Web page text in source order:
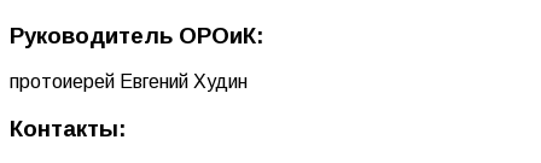
Руководитель ОРОиК:
протоиерей Евгений Худин
Контакты: